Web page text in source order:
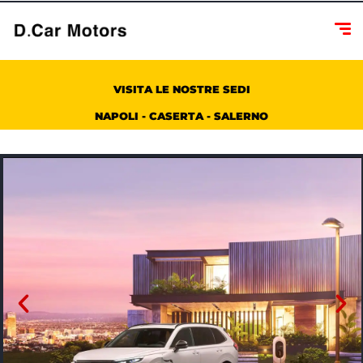
VISITA LE NOSTRE SEDI
NAPOLI - CASERTA - SALERNO